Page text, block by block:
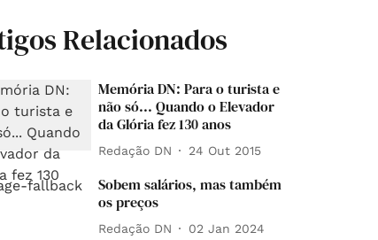
Relacionados
Memória DN: Para o turista e
não só... Quando o Elevador
da Glória fez 130 anos
Redação DN 24 Out 2015
Sobem salários, mas também
os preços
Redação DN 02 Jan 2024